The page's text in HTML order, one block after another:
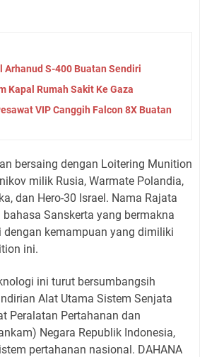
Arhanud S-400 Buatan Sendiri
Kapal Rumah Sakit Ke Gaza
VIP Canggih Falcon 8X Buatan
bersaing dengan Loitering Munition
milik Rusia, Warmate Polandia,
dan Hero-30 Israel. Nama Rajata
Sanskerta yang bermakna
dengan kemampuan yang dimiliki
ini.
ini turut bersumbangsih
Alat Utama Sistem Senjata
Peralatan Pertahanan dan
Negara Republik Indonesia,
pertahanan nasional. DAHANA